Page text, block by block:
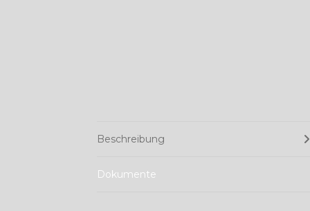
Beschreibung
Dokumente